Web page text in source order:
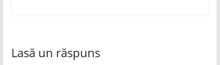
Lasă un răspuns